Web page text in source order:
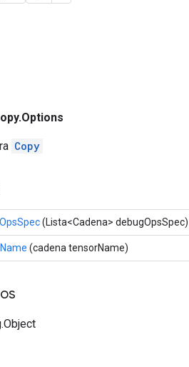
Copy
(Lista<Cadena> debugOpsSpec)
(cadena tensorName)